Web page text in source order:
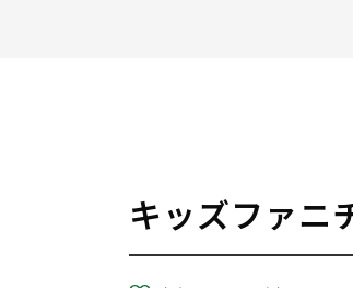
キッズファニ